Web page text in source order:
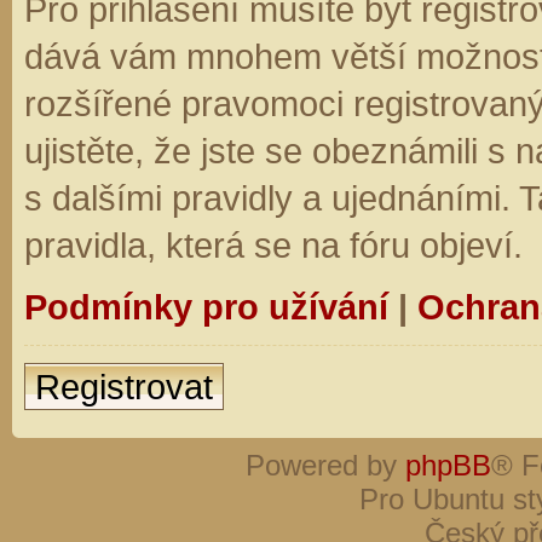
Pro přihlášení musíte být
dává vám mnohem větší
rozšířené pravomoci
ujistěte, že jste se obeznámili s
s dalšími pravidly a ujednáními.
pravidla, která se na fóru objeví.
Podmínky pro užívání|
Registrovat
Powered by phpBB®
Pro Ubuntu
Český